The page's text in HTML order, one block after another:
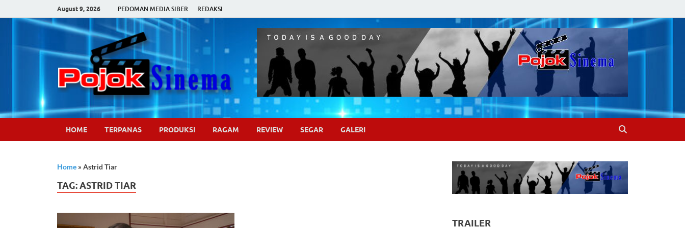
August 9, 2026 PEDOMAN MEDIA SIBER REDAKSI
Pojok Sinema
HOME TERPANAS PRODUKSI RAGAM REVIEW SEGAR GALERI
Home » Astrid Tiar
TAG:ASTRID TIAR
TRAILER